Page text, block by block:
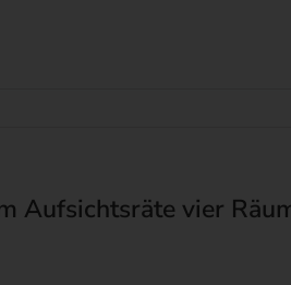
Aufsichtsräte vier